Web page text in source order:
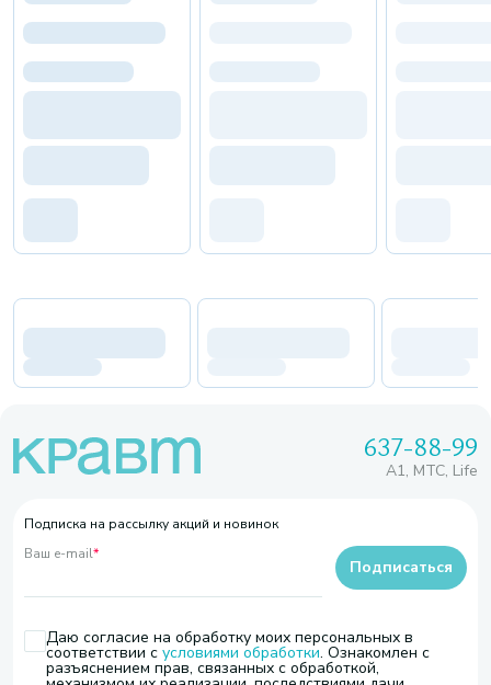
637-88-99
A1, МТС, Life
Подписка на рассылку акций и новинок
Ваш e-mail*
Даю согласие на обработку моих персональных в
соответствии с условиями обработки. Ознакомлен с
разъяснением прав, связанных с обработкой,
Подписаться